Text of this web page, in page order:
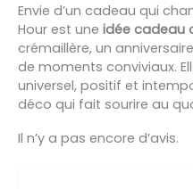
Envie d’un cadeau qui
Hour est une idée cadeau
crémaillère, un
de moments conviviaux.
universel, positif et
déco qui fait sourire au
Il n’y a pas encore d’avis.